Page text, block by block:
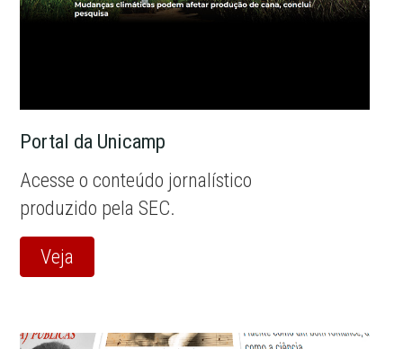
Portal da Unicamp
Acesse o conteúdo jornalístico
produzido pela SEC.
Veja